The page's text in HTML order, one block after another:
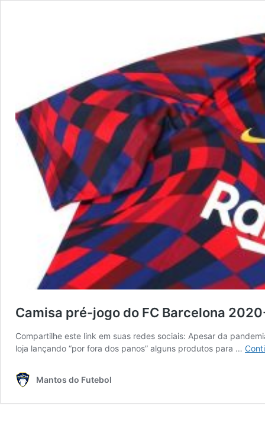
Camisa pré-jogo do FC Barcelona
Compartilhe este link em suas redes sociais: Apesar da
loja lançando “por fora dos panos” alguns produtos para …
Mantos do Futebol